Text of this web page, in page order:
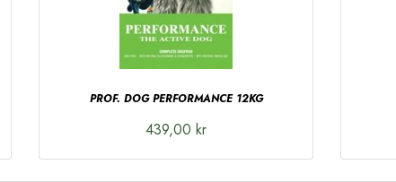
PROF. DOG PERFORMANCE 12KG
439,00 kr